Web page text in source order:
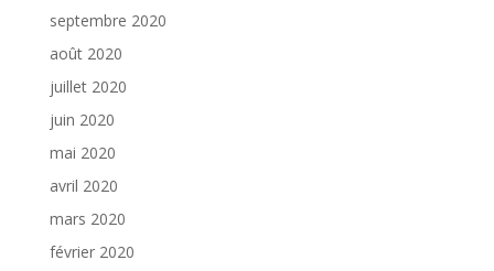
septembre 2020
août 2020
juillet 2020
juin 2020
mai 2020
avril 2020
mars 2020
février 2020